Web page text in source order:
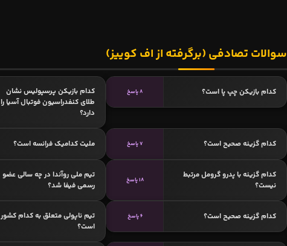
سوالات تصادفی (برگرفته از اف کوییز)
کدام بازیکن چپ پا است؟ 8 پاسخ
کدام بازیکن پرسپولیس نشان
طلای کنفدراسیون فوتبال آسیا را
دارد؟
کدام گزینه صحیح است؟ 7 پاسخ ملیت کدامیک فرانسه است؟
کدام گزینه با پدرو گرومل مرتبط
نیست؟
18 پاسخ
تیم ملی روآندا در چه سالی عضو
رسمی فیفا شد؟
کدام گزینه صحیح است؟ 6 پاسخ
تیم ناپولی متعلق به کدام کشور
است؟